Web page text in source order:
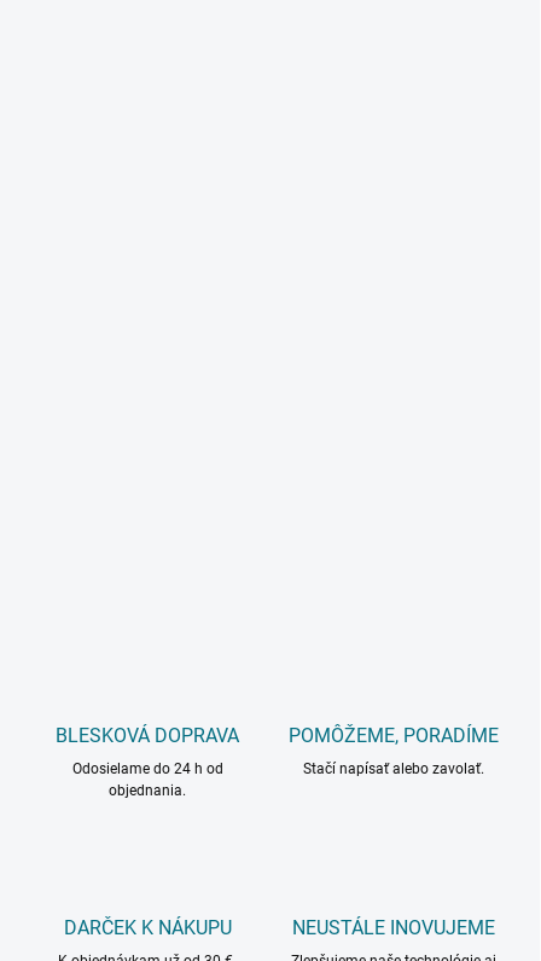
BLESKOVÁ DOPRAVA
Odosielame do 24 h od
objednania.
POMÔŽEME, PORADÍME
Stačí napísať alebo zavolať.
DARČEK K NÁKUPU NEUSTÁLE INOVUJEME